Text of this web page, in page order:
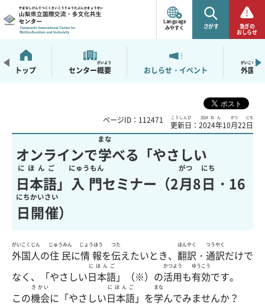
山梨県立国際交流・多
文化共生センター
Language
みやすく
さがす 急ぎの
おしらせ
トップ センター概要
がいよう
おしらせ・イベント 外国人
がいこくじん
ページID：112471 更新日
こうしんび
： 2024年
2024ねん
10月
がつ
22日
にち
オンラインで学
まな
べる「やさしい
日本語
にほんご
」 入門
にゅうもん
セミナー（2月
がつ
8日
にち
・16
日
にち
開催
かいさい
）
外国人
がいこくじん
の住民
じゅうみん
に情報
じょうほう
を伝
つた
えたいとき、 翻訳
ほんやく
・ 通訳
つうやく
だけで
なく、「やさしい日本語
にほんご
」（※）の活用
かつよう
も有効
ゆうこう
です。
この機会
きかい
に「やさしい日本語
にほんご
」を学
まな
んでみませんか？